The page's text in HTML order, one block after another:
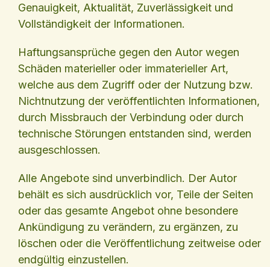
Genauigkeit, Aktualität, Zuverlässigkeit und
Vollständigkeit der Informationen.
Haftungsansprüche gegen den Autor wegen
Schäden materieller oder immaterieller Art,
welche aus dem Zugriff oder der Nutzung bzw.
Nichtnutzung der veröffentlichten Informationen,
durch Missbrauch der Verbindung oder durch
technische Störungen entstanden sind, werden
ausgeschlossen.
Alle Angebote sind unverbindlich. Der Autor
behält es sich ausdrücklich vor, Teile der Seiten
oder das gesamte Angebot ohne besondere
Ankündigung zu verändern, zu ergänzen, zu
löschen oder die Veröffentlichung zeitweise oder
endgültig einzustellen.